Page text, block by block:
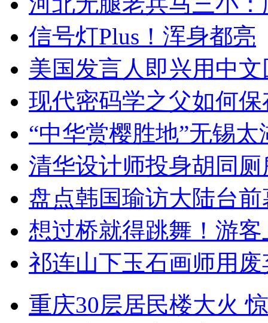
信号灯Plus！浑身都亮
美国发言人即兴用中
现代密码学之父如何
“中华赏樱胜地”无锡
清华设计师投身胡同
盘点韩国瑜访大陆台
想过桥就得跳舞！游客
祁连山下玉石画师用
重庆30层居民楼大火